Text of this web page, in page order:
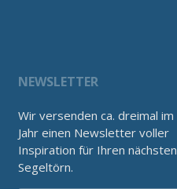
NEWSLETTER
Wir versenden ca. dreimal im
Jahr einen Newsletter voller
Inspiration für Ihren nächsten
Segeltörn.